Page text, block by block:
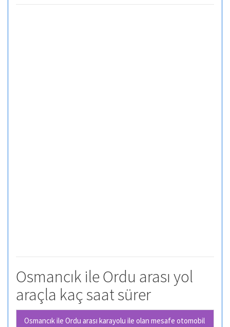
Osmancık ile Ordu arası yol
araçla kaç saat sürer
Osmancık ile Ordu arası karayolu ile olan mesafe otomobil